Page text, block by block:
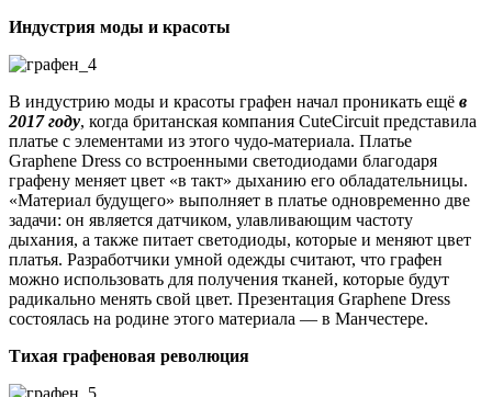
Индустрия моды и красоты
В индустрию моды и красоты графен начал проникать ещё в
2017 году, когда британская компания CuteCircuit представила
платье с элементами из этого чудо-материала. Платье
Graphene Dress со встроенными светодиодами благодаря
графену меняет цвет «в такт» дыханию его обладательницы.
«Материал будущего» выполняет в платье одновременно две
задачи: он является датчиком, улавливающим частоту
дыхания, а также питает светодиоды, которые и меняют цвет
платья. Разработчики умной одежды считают, что графен
можно использовать для получения тканей, которые будут
радикально менять свой цвет. Презентация Graphene Dress
состоялась на родине этого материала — в Манчестере.
Тихая графеновая революция